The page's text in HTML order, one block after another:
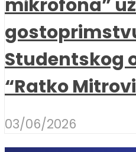
Studentskog
“Ratko
03/06/2026